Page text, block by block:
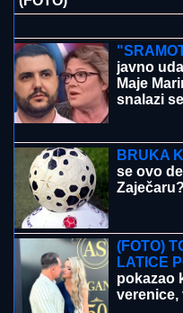
(FOTO) "MAJA SVE
dešava nakon rijalitija,
Marinkovićeve:
skandala